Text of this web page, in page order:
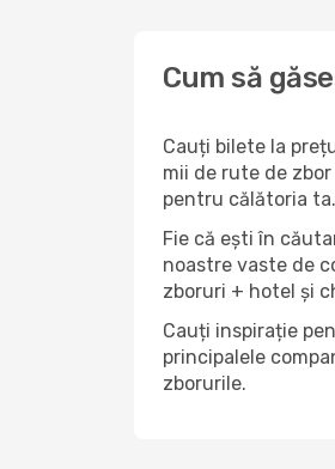
Cum să
Cauți bilete la
mii de rute de
pentru călătoria
Fie că ești în
noastre vaste de
zboruri + hotel și
Cauți inspirație
principalele
zborurile.